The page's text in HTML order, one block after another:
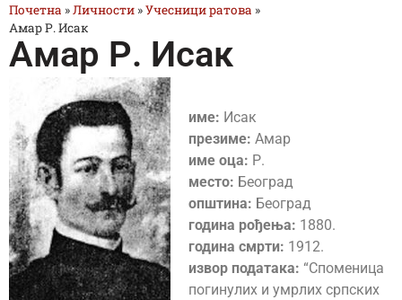
Почетна »Личности »Учесници ратова »
Амар Р. Исак
Амар Р. Исак
име: Исак
презиме: Амар
име оца: Р.
место: Београд
општина: Београд
година рођења: 1880.
година смрти: 1912.
извор података: “Споменица
погинулих и умрлих српских